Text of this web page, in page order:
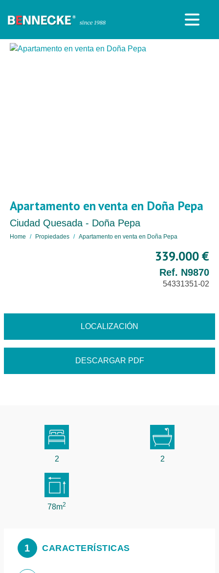
Apartamento en venta en Doña Pepa
Ciudad Quesada - Doña Pepa
Home Propiedades Apartamento en venta en Doña Pepa
339.000 €
Ref. N9870
54331351-02
LOCALIZACIÓN
DESCARGAR PDF
2 2
78m2
1 CARACTERÍSTICAS